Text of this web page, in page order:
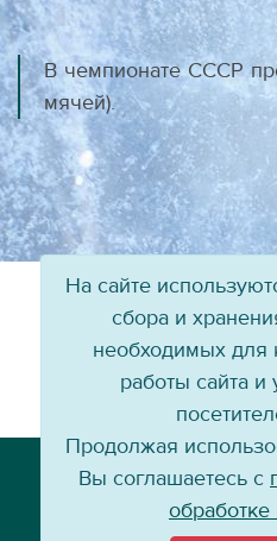
В чемпионате СССР
мячей).
Телефон: +7
На сайте
сбора и
необходимых для
работы сайта и
Продолжая
Вы соглашаетесь с